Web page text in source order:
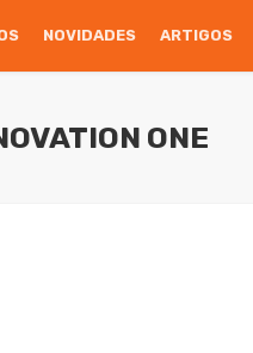
NOVIDADES ARTIGOS
ONE